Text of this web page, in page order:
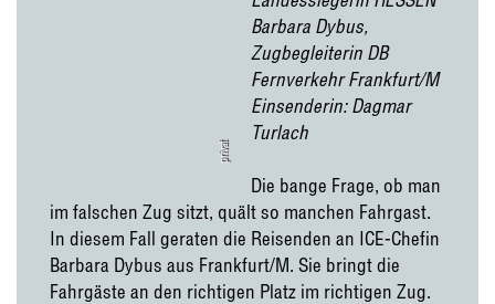
privat
Barbara Dybus,
Zugbegleiterin DB
Fernverkehr Frankfurt/M
Einsenderin: Dagmar
Turlach
Die bange Frage, ob man
im falschen Zug sitzt, quält so manchen Fahrgast.
In diesem Fall geraten die Reisenden an ICE-Chefin
Barbara Dybus aus Frankfurt/M. Sie bringt die
Fahrgäste an den richtigen Platz im richtigen Zug.